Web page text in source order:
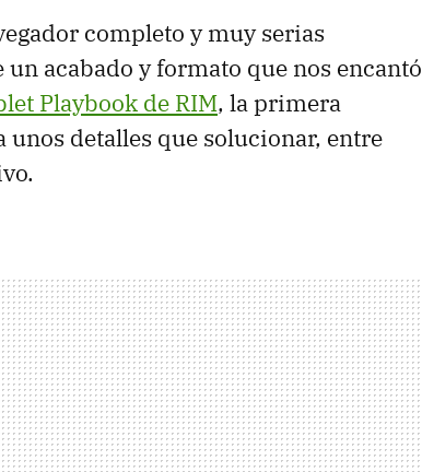
completo y muy serias
acabado y formato que nos encantó
Playbook de RIM, la primera
detalles que solucionar, entre